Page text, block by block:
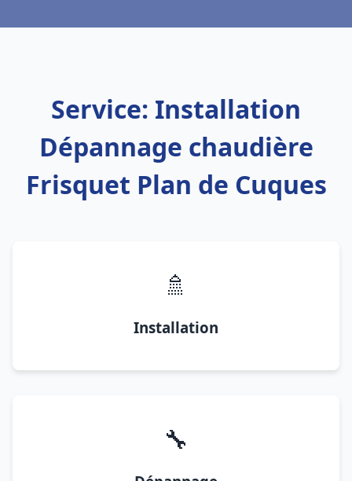
Service: Installation
Dépannage chaudière
Frisquet Plan de Cuques
🚿
Installation
🔧